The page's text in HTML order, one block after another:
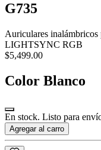
G735
Auriculares
LIGHTSYNC RGB
$5,499.00
Color Blanco
En stock. Listo para
Agregar al carro